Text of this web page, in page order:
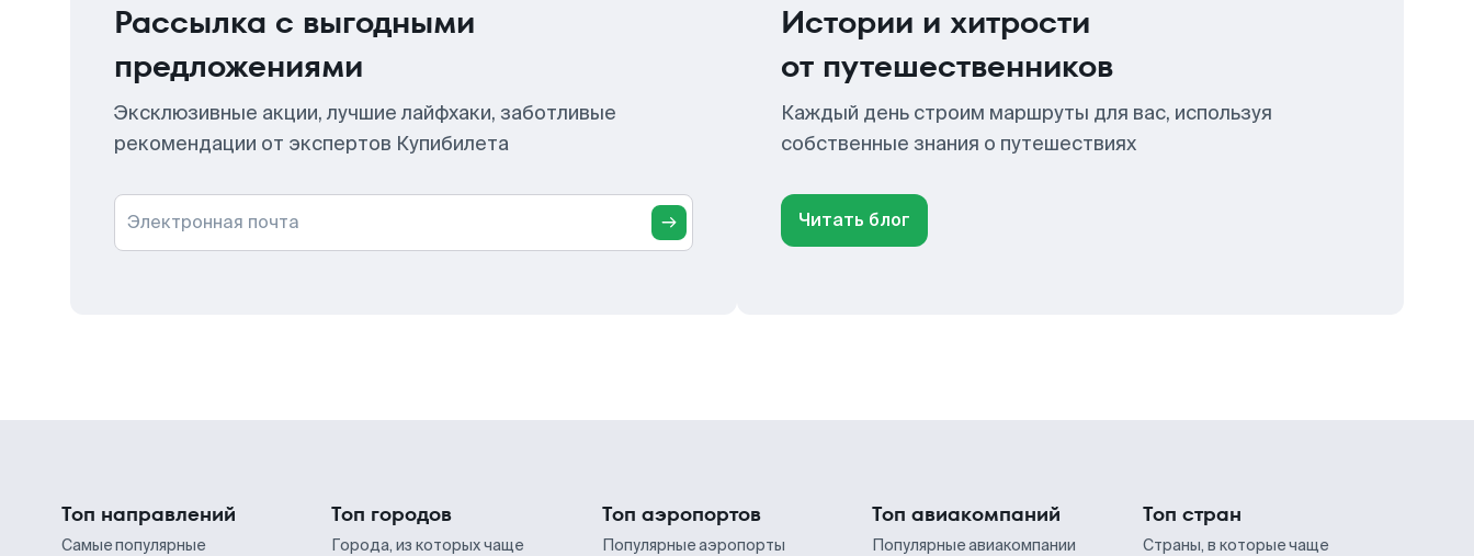
Рассылка с выгодными
предложениями
Эксклюзивные акции, лучшие лайфхаки, заботливые
рекомендации от экспертов Купибилета
Электронная почта
Истории и хитрости
от путешественников
Каждый день строим маршруты для вас, используя
собственные знания о путешествиях
Читать блог
Топ направлений
Самые популярные
Топ городов
Города, из которых чаще
Топ аэропортов
Популярные аэропорты
Топ авиакомпаний
Популярные авиакомпании
Топ стран
Страны, в которые чаще